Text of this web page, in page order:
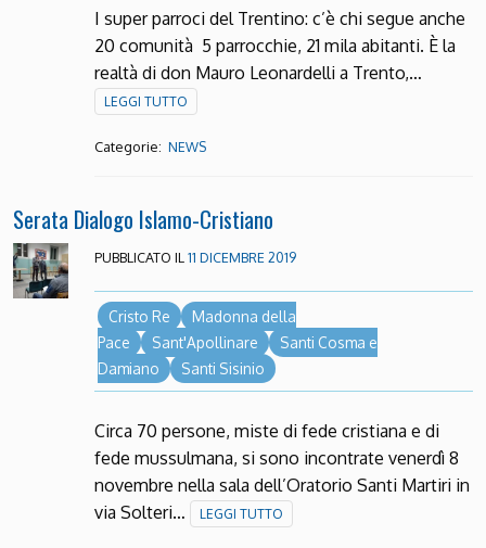
I super parroci del Trentino: c’è chi segue anche
20 comunità 5 parrocchie, 21 mila abitanti. È la
realtà di don Mauro Leonardelli a Trento,…
LEGGI TUTTO
Categorie: NEWS
Serata Dialogo Islamo-Cristiano
PUBBLICATO IL 11 DICEMBRE 2019
Cristo Re
Madonna della
Pace
Sant'Apollinare
Santi Cosma e
Damiano
Santi Sisinio
Circa 70 persone, miste di fede cristiana e di
fede mussulmana, si sono incontrate venerdì 8
novembre nella sala dell’Oratorio Santi Martiri in
via Solteri…
LEGGI TUTTO